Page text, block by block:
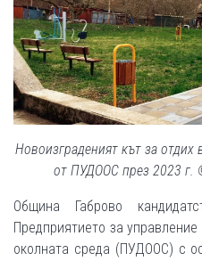
Новоизграденият кът за
от ПУДООС през 2023 г.
Община Габрово
Предприятието за
околната среда (ПУДООС) с